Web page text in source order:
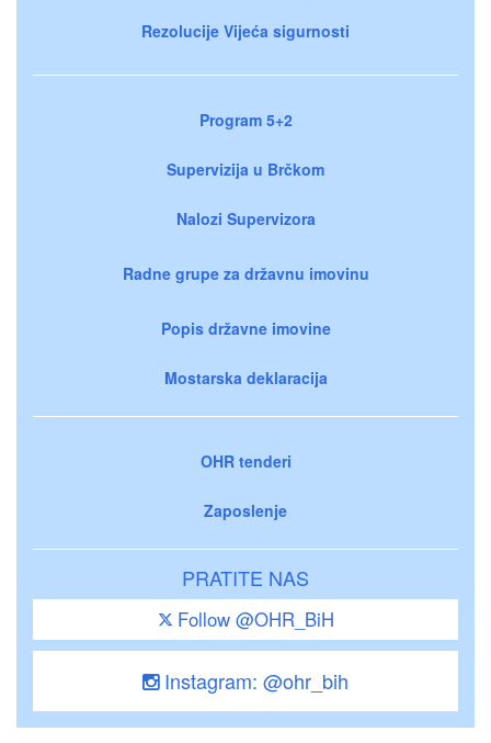
Rezolucije Vijeća sigurnosti
Program 5+2
Supervizija u Brčkom
Nalozi Supervizora
Radne grupe za državnu imovinu
Popis državne imovine
Mostarska deklaracija
OHR tenderi
Zaposlenje
PRATITE NAS
Follow @OHR_BiH
Instagram: @ohr_bih